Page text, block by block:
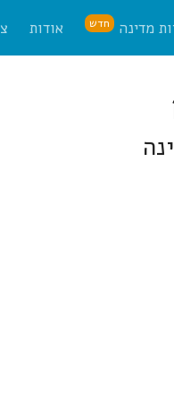
מדינה חדש אודות